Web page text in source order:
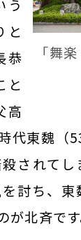
「舞
う
と
恭
と
高
代東魏（
されてし
討ち、
北斉です